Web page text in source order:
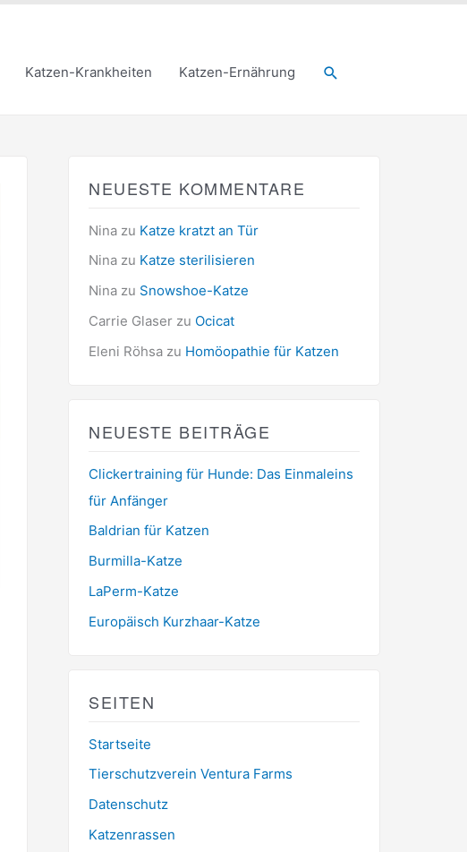
Katzen-Krankheiten Katzen-Ernährung Suchen
NEUESTE KOMMENTARE
Nina zu Katze kratzt an Tür
Nina zu Katze sterilisieren
Nina zu Snowshoe-Katze
Carrie Glaser zu Ocicat
Eleni Röhsa zu Homöopathie für Katzen
NEUESTE BEITRÄGE
Clickertraining für Hunde: Das Einmaleins
für Anfänger
Baldrian für Katzen
Burmilla-Katze
LaPerm-Katze
Europäisch Kurzhaar-Katze
SEITEN
Startseite
Tierschutzverein Ventura Farms
Datenschutz
Katzenrassen